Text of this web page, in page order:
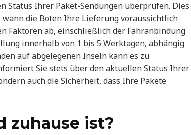
Status Ihrer Paket-Sendungen überprüfen. Dies
die Boten Ihre Lieferung voraussichtlich
Faktoren ab, einschließlich der Fähranbindung
innerhalb von 1 bis 5 Werktagen, abhängig
auf abgelegenen Inseln kann es zu
Sie stets über den aktuellen Status Ihrer
auch die Sicherheit, dass Ihre Pakete
zuhause ist?